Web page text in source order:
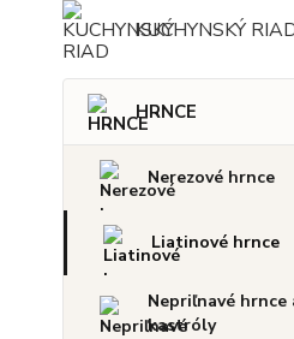
KUCHYNSKÝ
HRNCE
Nerezové hrnce
Liatinové hrnce
Nepriľnavé hrnce
kastróly